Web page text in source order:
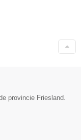
provincie Friesland.